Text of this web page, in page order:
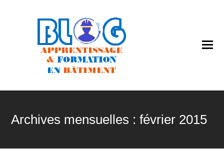
Archives mensuelles : février 2015